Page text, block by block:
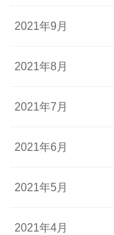
2021年9月
2021年8月
2021年7月
2021年6月
2021年5月
2021年4月